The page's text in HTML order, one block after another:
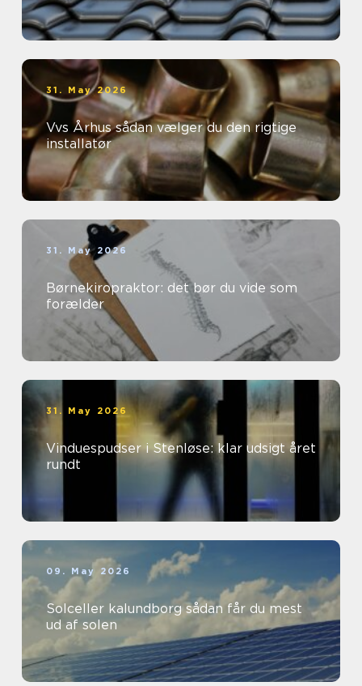
31. May 2026
Vvs Århus sådan vælger du den rigtige
installatør
31. May 2026
Børnekiropraktor: det bør du vide som
forælder
31. May 2026
Vinduespudser i Stenløse: klar udsigt året
rundt
09. May 2026
Solceller kalundborg sådan får du mest
ud af solen